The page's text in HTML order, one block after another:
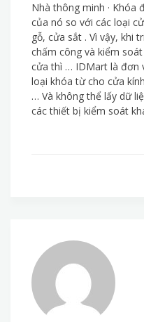
Nhà thông minh ·
của nó so với các loại
gỗ, cửa sắt . Vì vậy, khi
chấm công và kiểm soát
cửa thì … IDMart là đơn
loại khóa từ cho cửa
… Và không thể lấy dữ
các thiết bị kiểm soát